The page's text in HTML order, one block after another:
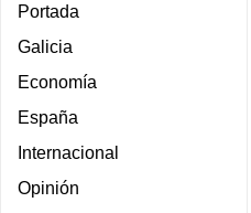
Portada
Galicia
Economía
España
Internacional
Opinión